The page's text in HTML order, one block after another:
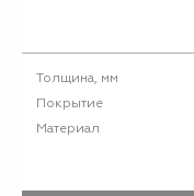
Толщина, мм
Покрытие
Материал